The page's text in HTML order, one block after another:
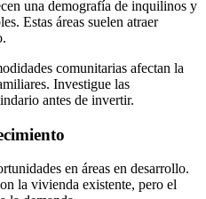
una demografía de inquilinos y
Estas áreas suelen atraer
comunitarias afectan la
Investigue las
antes de invertir.
en áreas en desarrollo.
la vivienda existente, pero el